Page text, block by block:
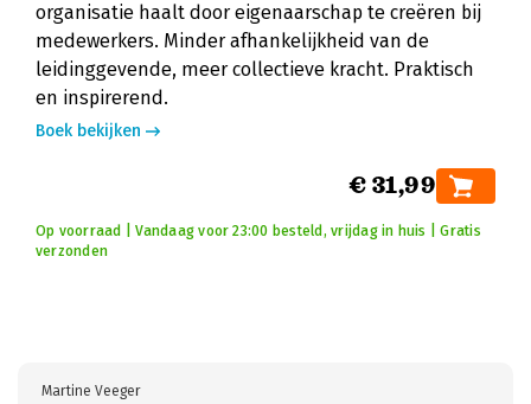
organisatie haalt door eigenaarschap te creëren bij
medewerkers. Minder afhankelijkheid van de
leidinggevende, meer collectieve kracht. Praktisch
en inspirerend.
Boek bekijken
€ 31,99
Op voorraad | Vandaag voor 23:00 besteld, vrijdag in huis | Gratis
verzonden
Martine Veeger